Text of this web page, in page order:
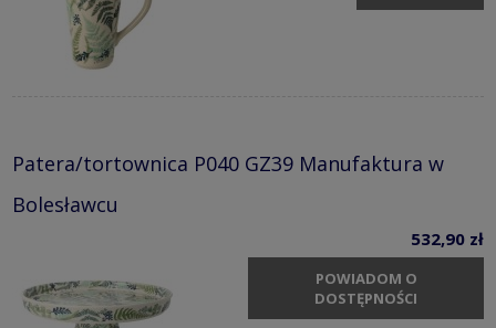
Patera/tortownica P040 GZ39 Manufaktura w
Bolesławcu
532,90 zł
POWIADOM O
DOSTĘPNOŚCI